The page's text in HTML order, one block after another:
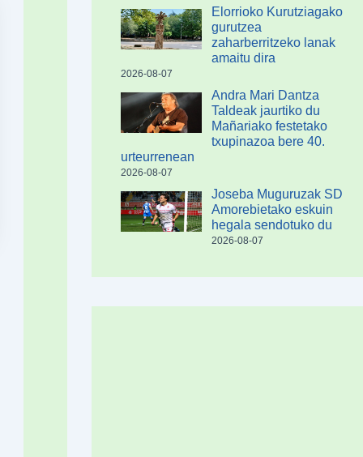
Elorrioko Kurutziagako
gurutzea
zaharberritzeko lanak
amaitu dira
2026-08-07
Andra Mari Dantza
Taldeak jaurtiko du
Mañariako festetako
txupinazoa bere 40.
urteurrenean
2026-08-07
Joseba Muguruzak SD
Amorebietako eskuin
hegala sendotuko du
2026-08-07